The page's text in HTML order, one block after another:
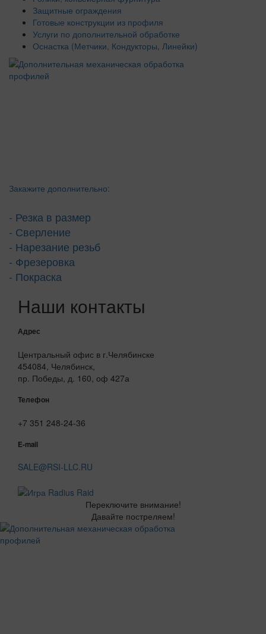
Защитные ограждения
Готовые конструкции из профиля
Услуги по дополнительной обработке
Оснастка (Метчики, Кондукторы, Линейки)
Закажите дополнительно:
- Резка в размер
- Сверление
- Нарезание резьб
- Фрезеровка
- Покраска
Наши контакты
Адрес
Центральный офис в г.Челябинске
454084, Челябинск,
пр. Победы, д. 160, оф 427а
Телефон
+7 351 248-24-36
E-mail
SALE@RSI-LLC.RU
Переключите внимание!
Давайте постреляем!